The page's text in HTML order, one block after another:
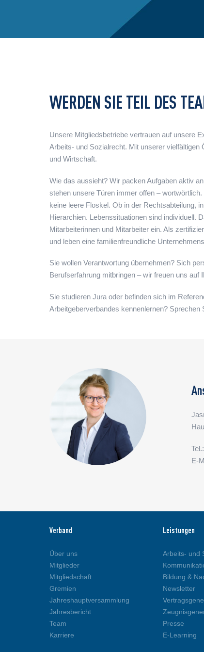
WERDEN SIE TEIL DES
Unsere Mitgliedsbetriebe vertrauen auf unsere
Arbeits- und Sozialrecht. Mit unserer
und Wirtschaft.
Wie das aussieht? Wir packen Aufgaben aktiv
stehen unsere Türen immer offen –
keine leere Floskel. Ob in der Rechtsabteilung,
Hierarchien. Lebenssituationen sind individuell.
Mitarbeiterinnen und Mitarbeiter ein. Als
und leben eine familienfreundliche
Sie wollen Verantwortung übernehmen? Sich
Berufserfahrung mitbringen – wir freuen uns auf
Sie studieren Jura oder befinden sich im
Arbeitgeberverbandes kennenlernen?
E-
Verband
Über uns
Mitglieder
Mitgliedschaft
Gremien
Jahreshauptversammlung
Jahresbericht
Team
Karriere
Leistungen
Arbeits- und
Bildung &
Newsletter
Presse
E-Learning